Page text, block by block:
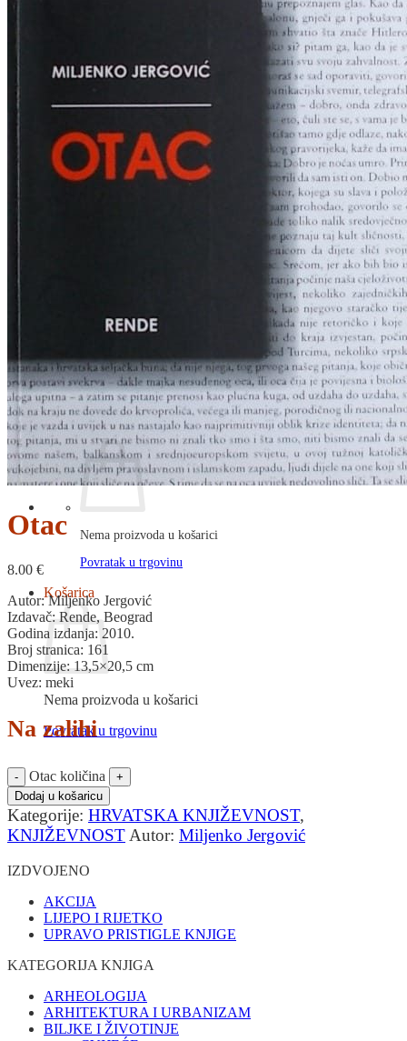
LJEKOVITO BILJE I ZDRAVLJE
POVIJEST I PUBLICISTIKA
PRIRODNE ZNANOSTI
PSIHOLOGIJA, POPULARNA PSIHOLOGIJA,
RAZNO
OD RJEČNIKA
DO ZEMLJOVIDA
RJEČNICI, GRAMATIKE, PRAVOPISI…
ŠAH
TEORIJA I POVIJEST KNJIŽEVNOSTI
Pretraži:
Nema proizvoda u košarici
Povratak u trgovinu
Košarica
Nema proizvoda u košarici
Povratak u trgovinu
Otac
8.00 €
Autor: Miljenko Jergović
Izdavač: Rende, Beograd
Godina izdanja: 2010.
Broj stranica: 161
Dimenzije: 13,5×20,5 cm
Uvez: meki
Na zalihi
Otac količina
Dodaj u košaricu
Kategorije: HRVATSKA KNJIŽEVNOST,
KNJIŽEVNOST Autor: Miljenko Jergović
IZDVOJENO
AKCIJA
LIJEPO I RIJETKO
UPRAVO PRISTIGLE KNJIGE
KATEGORIJA KNJIGA
ARHEOLOGIJA
ARHITEKTURA I URBANIZAM
BILJKE I ŽIVOTINJE